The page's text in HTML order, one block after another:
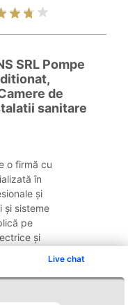
Live chat
SRL Pompe
de
sanitare
o firmă cu
în
și
și sisteme
pe
și